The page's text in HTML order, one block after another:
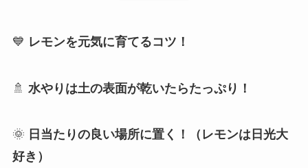
💙 レモンを元気に育てるコツ！
🚿 水やりは土の表面が乾いたらたっぷり！
🌞 日当たりの良い場所に置く！（レモンは日光大
好き）